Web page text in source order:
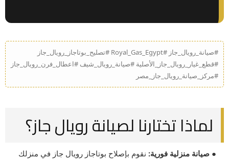
#صيانة_رويال_جاز #Royal_Gas_Egypt #تصليح_بوتاجاز_رويال_جاز
#قطع_غيار_رويال_جاز_الأصلية #صيانة_رويال_شيف #اعطال_فرن_رويال_جاز
#مركز_صيانة_رويال_جاز_مصر
لماذا تختارنا لصيانة رويال جاز؟
● صيانة منزلية فورية: نقوم بإصلاح بوتاجاز رويال جاز في منزلك